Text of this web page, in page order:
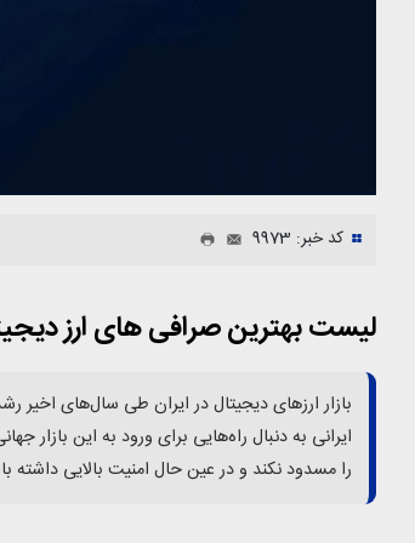
کد خبر: 9973
لیست بهترین صرافی های ارز
بازار ارزهای دیجیتال در ایران طی سال‌های
ایرانی به دنبال راه‌هایی برای ورود به این
را مسدود نکند و در عین حال امنیت بالایی داشته